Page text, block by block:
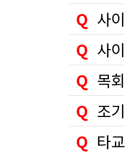
Q 사
Q 사
Q 목
Q 조
Q 타